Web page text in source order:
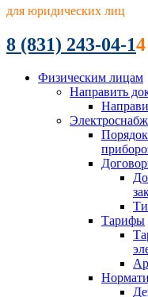
для юридических лиц
8 (831) 243-04-14
Физическим лицам
Направить
Тарифы